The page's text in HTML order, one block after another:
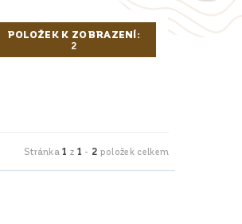
POLOŽEK K ZOBRAZENÍ:
2
Stránka1 z 1 - 2 položek celkem